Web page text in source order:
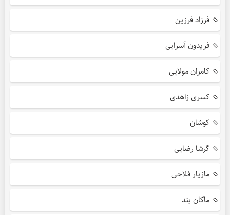
فرزاد فرزین
فریدون آسرایی
کامران مولایی
کسری زاهدی
کوشان
گرشا رضایی
مازیار فلاحی
ماکان بند